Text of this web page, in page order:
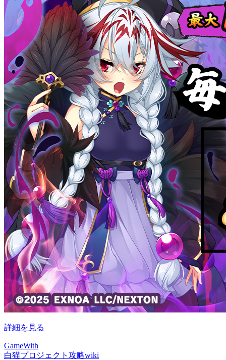
詳細を見る
GameWith
白猫プロジェクト攻略wiki